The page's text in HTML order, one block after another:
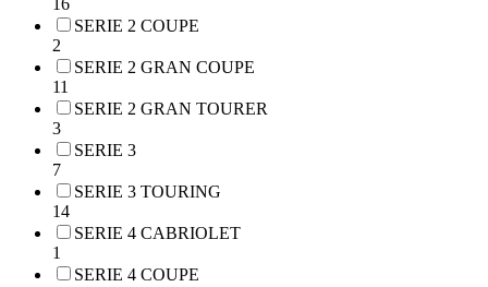
SERIE 2 COUPE
2
SERIE 2 GRAN COUPE
11
SERIE 2 GRAN TOURER
3
SERIE 3
7
SERIE 3 TOURING
14
SERIE 4 CABRIOLET
1
SERIE 4 COUPE